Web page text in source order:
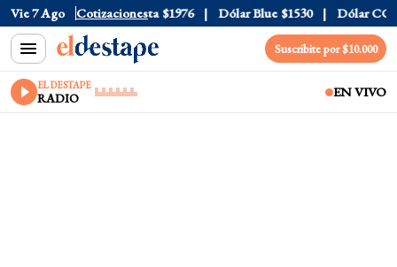
Vie 7 Ago Cotizaciones
$1520 Dólar Tarjeta $1976 Dólar Blue $1530 Dólar CCL
Suscribite por $10.000
EL DESTAPE
RADIO EN VIVO